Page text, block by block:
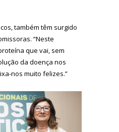
também têm surgido
“Neste
que vai, sem
da doença nos
nos muito felizes.”